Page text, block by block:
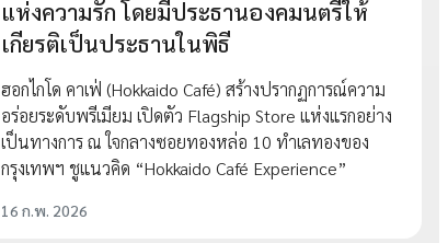
แห่งความรัก โดยมีประธานองคมนตรีให้
เกียรติเป็นประธานในพิธี
ฮอกไกโด คาเฟ่ (Hokkaido Café) สร้างปรากฏการณ์ความ
อร่อยระดับพรีเมียม เปิดตัว Flagship Store แห่งแรกอย่าง
เป็นทางการ ณ ใจกลางซอยทองหล่อ 10 ทำเลทองของ
กรุงเทพฯ ชูแนวคิด “Hokkaido Café Experience”
16 ก.พ. 2026